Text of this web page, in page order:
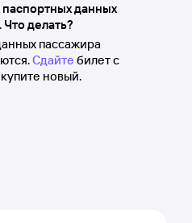
данных
делать?
пассажира
Сдайте билет с
новый.